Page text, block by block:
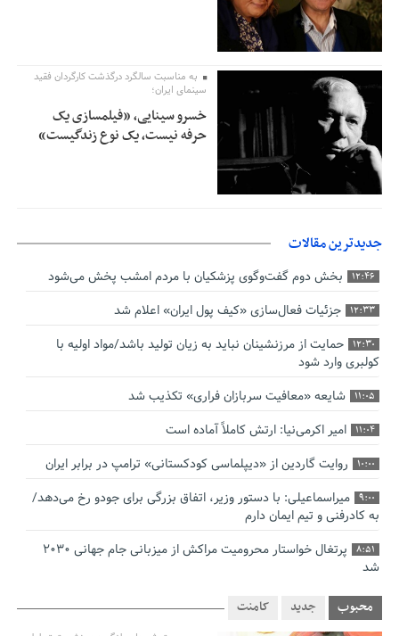
به مناسبت سالگرد درگذشت کارگردان فقید
سینمای ایران؛
خسرو سینایی، «فیلمسازی یک
حرفه نیست، یک نوع زندگیست»
جدیدترین مقالات
12:46 بخش دوم گفت‌وگوی پزشکیان با مردم امشب پخش می‌شود
12:33 جزئیات فعال‌سازی «کیف پول ایران» اعلام شد
12:30
حمایت از مرزنشینان نباید به زیان تولید باشد/مواد اولیه با
کولبری وارد شود
11:05 شایعه «معافیت سربازان فراری» تکذیب شد
11:04 امیر اکرمی‌نیا: ارتش کاملاً آماده است
10:00 روایت گاردین از «دیپلماسی کودکستانی» ترامپ در برابر ایران
9:00
میراسماعیلی: با دستور وزیر، اتفاق بزرگی برای جودو رخ می‌دهد/
به کادرفنی و تیم ایمان دارم
8:51
پرتغال خواستار محرومیت مراکش از میزبانی جام جهانی ۲۰۳۰
شد
فریدون جیرانی: اکبر عبدی حیف شدمحبوب جدید کامنت